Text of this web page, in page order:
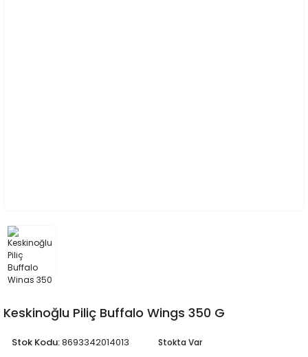
Keskinoğlu Piliç Buffalo Wings 350 G
Stok Kodu:8693342014013 Stokta Var